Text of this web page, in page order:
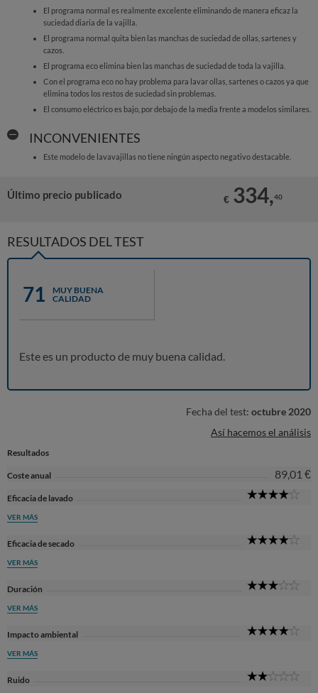
El programa normal es realmente excelente eliminando de manera eficaz la
suciedad diaria de la vajilla.
El programa normal quita bien las manchas de suciedad de ollas, sartenes y
cazos.
El programa eco elimina bien las manchas de suciedad de toda la vajilla.
Con el programa eco no hay problema para lavar ollas, sartenes o cazos ya que
elimina todos los restos de suciedad sin problemas.
El consumo eléctrico es bajo, por debajo de la media frente a modelos similares.
INCONVENIENTES
Este modelo de lavavajillas no tiene ningún aspecto negativo destacable.
Último precio publicado € 334,40
RESULTADOS DEL TEST
71
MUY BUENA
CALIDAD
Este es un producto de muy buena calidad.
Fecha del test: octubre 2020
Así hacemos el análisis
Resultados
Coste anual 89,01 €
Eficacia de lavado
VER MÁS
Eficacia de secado
VER MÁS
Duración
VER MÁS
Impacto ambiental
VER MÁS
Ruido